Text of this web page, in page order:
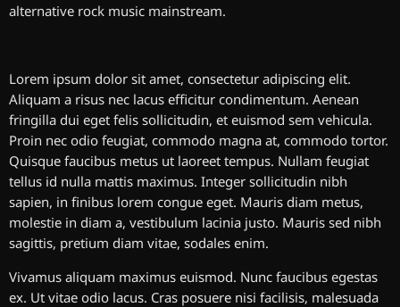
alternative rock music mainstream.
Lorem ipsum dolor sit amet, consectetur adipiscing elit.
Aliquam a risus nec lacus efficitur condimentum. Aenean
fringilla dui eget felis sollicitudin, et euismod sem vehicula.
Proin nec odio feugiat, commodo magna at, commodo tortor.
Quisque faucibus metus ut laoreet tempus. Nullam feugiat
tellus id nulla mattis maximus. Integer sollicitudin nibh
sapien, in finibus lorem congue eget. Mauris diam metus,
molestie in diam a, vestibulum lacinia justo. Mauris sed nibh
sagittis, pretium diam vitae, sodales enim.
Vivamus aliquam maximus euismod. Nunc faucibus egestas
ex. Ut vitae odio lacus. Cras posuere nisi facilisis, malesuada